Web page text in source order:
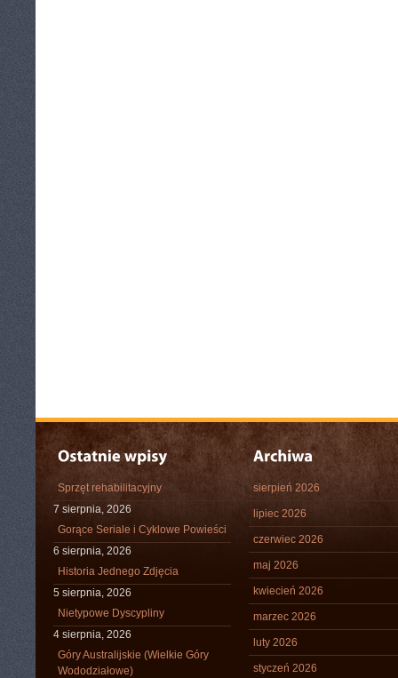
Sprzęt rehabilitacyjny
7 sierpnia, 2026
Gorące Seriale i Cyklowe Powieści
6 sierpnia, 2026
Historia Jednego Zdjęcia
5 sierpnia, 2026
Nietypowe Dyscypliny
4 sierpnia, 2026
Góry Australijskie (Wielkie Góry
Wododziałowe)
sierpień 2026
lipiec 2026
czerwiec 2026
maj 2026
kwiecień 2026
marzec 2026
luty 2026
styczeń 2026